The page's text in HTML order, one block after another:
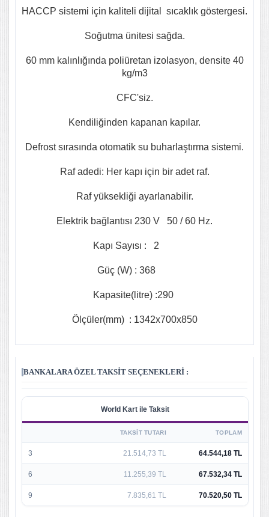
HACCP sistemi için kaliteli dijital sıcaklık göstergesi.
Soğutma ünitesi sağda.
60 mm kalınlığında poliüretan izolasyon, densite 40
kg/m3
CFC'siz.
Kendiliğinden kapanan kapılar.
Defrost sırasında otomatik su buharlaştırma sistemi.
Raf adedi: Her kapı için bir adet raf.
Raf yüksekliği ayarlanabilir.
Elektrik bağlantısı 230 V 50 / 60 Hz.
Kapı Sayısı : 2
Güç (W) : 368
Kapasite(litre) :290
Ölçüler(mm) : 1342x700x850
BANKALARA ÖZEL TAKSIT SEÇENEKLERI :
World Kart ile Taksit
TAKSIT TUTARI TOPLAM
3 21.514,73 TL 64.544,18 TL
6 11.255,39 TL 67.532,34 TL
9 7.835,61 TL 70.520,50 TL